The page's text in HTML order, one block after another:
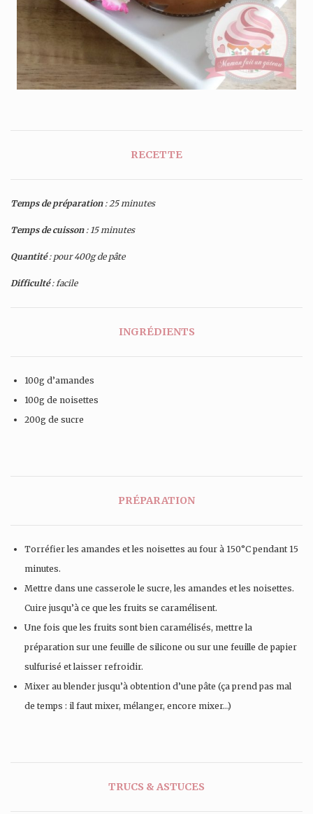
RECETTE
Temps de préparation: 25 minutes
Temps de cuisson: 15 minutes
Quantité: pour 400g de pâte
Difficulté: facile
INGRÉDIENTS
100g d’amandes
100g de noisettes
200g de sucre
PRÉPARATION
Torréfier les amandes et les noisettes au four à 150°C pendant 15
minutes.
Mettre dans une casserole le sucre, les amandes et les noisettes.
Cuire jusqu’à ce que les fruits se caramélisent.
Une fois que les fruits sont bien caramélisés, mettre la
préparation sur une feuille de silicone ou sur une feuille de papier
sulfurisé et laisser refroidir.
Mixer au blender jusqu’à obtention d’une pâte (ça prend pas mal
de temps : il faut mixer, mélanger, encore mixer…)
TRUCS & ASTUCES